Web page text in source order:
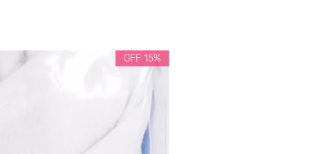
15% OFF